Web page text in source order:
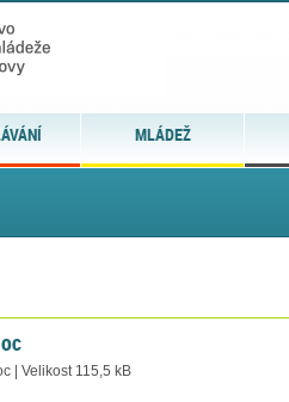
MLÁDEŽ
| Velikost 115,5 kB